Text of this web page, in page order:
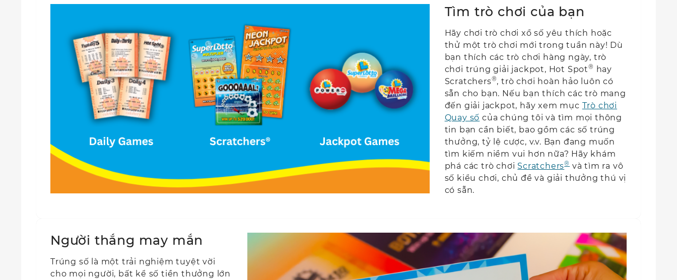
Tìm trò chơi của bạn
Hãy chơi trò chơi xổ số yêu thích hoặc
thử một trò chơi mới trong tuần này! Dù
bạn thích các trò chơi hàng ngày, trò
chơi trúng giải jackpot, Hot Spot® hay
Scratchers®, trò chơi hoàn hảo luôn có
sẵn cho bạn. Nếu bạn thích các trò mang
đến giải jackpot, hãy xem mục Trò chơi
Quay số của chúng tôi và tìm mọi thông
tin bạn cần biết, bao gồm các số trúng
thưởng, tỷ lệ cược, v.v. Bạn đang muốn
tìm kiếm niềm vui hơn nữa? Hãy khám
phá các trò chơi Scratchers® và tìm ra vô
số kiểu chơi, chủ đề và giải thưởng thú vị
có sẵn.
Người thắng may mắn
Trúng số là một trải nghiệm tuyệt vời
cho mọi người, bất kể số tiền thưởng lớn